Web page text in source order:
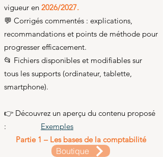
vigueur en 2026/2027.
💬 Corrigés commentés : explications,
recommandations et points de méthode pour
progresser efficacement.
📂 Fichiers disponibles et modifiables sur
tous les supports (ordinateur, tablette,
smartphone).
👉 Découvrez un aperçu du contenu proposé
:​ Exemples
Partie 1 – Les bases de la comptabilité
Boutique